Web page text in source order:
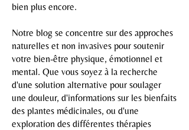
bien plus encore.
Notre blog se concentre sur des approches
naturelles et non invasives pour soutenir
votre bien-être physique, émotionnel et
mental. Que vous soyez à la recherche
d'une solution alternative pour soulager
une douleur, d'informations sur les bienfaits
des plantes médicinales, ou d'une
exploration des différentes thérapies